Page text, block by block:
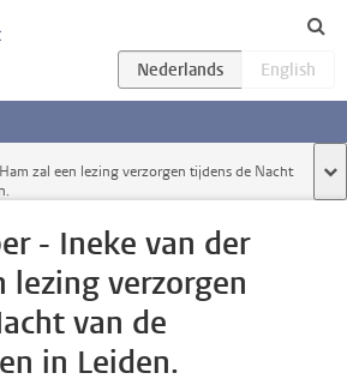
zal een lezing verzorgen tijdens de Nacht
- Ineke van der
lezing verzorgen
van de
in Leiden.